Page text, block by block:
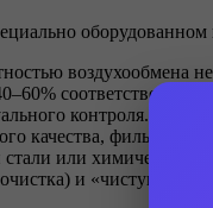
воздухообмена
соответственно.
контроля.
качества, фильтры с
или химически
и «чистую»